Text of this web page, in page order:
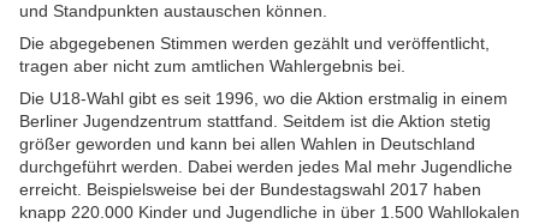
und Standpunkten austauschen können.
Die abgegebenen Stimmen werden gezählt und veröffentlicht,
tragen aber nicht zum amtlichen Wahlergebnis bei.
Die U18-Wahl gibt es seit 1996, wo die Aktion erstmalig in einem
Berliner Jugendzentrum stattfand. Seitdem ist die Aktion stetig
größer geworden und kann bei allen Wahlen in Deutschland
durchgeführt werden. Dabei werden jedes Mal mehr Jugendliche
erreicht. Beispielsweise bei der Bundestagswahl 2017 haben
knapp 220.000 Kinder und Jugendliche in über 1.500 Wahllokalen